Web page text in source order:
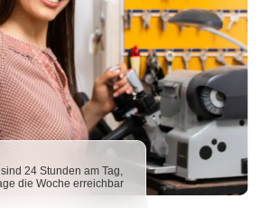
24 Stunden am Tag,
die Woche erreichbar